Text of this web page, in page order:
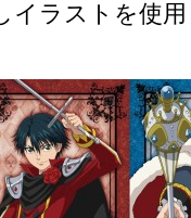
ラストを使用